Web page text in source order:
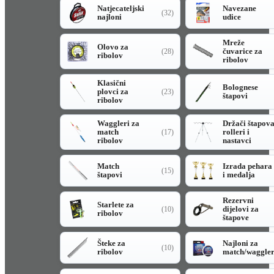
Natjecateljski
najloni
(32)
Navezane
udice
Olovo za
ribolov
(28)
Mreže
čuvarice za
ribolov
Klasični
plovci za
ribolov
(23)
Bolognese
štapovi
Waggleri za
match
ribolov
(17)
Držači štapova
rolleri i
nastavci
Match
štapovi
(15)
Izrada pehara
i medalja
Starlete za
ribolov
(10)
Rezervni
dijelovi za
štapove
Šteke za
ribolov
(10)
Najloni za
match/waggler